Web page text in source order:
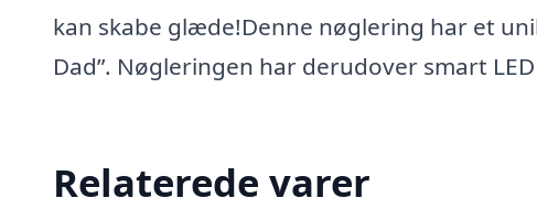
kan skabe glæde!Denne nøglering har et
Dad”. Nøgleringen har derudover smart
Relaterede varer